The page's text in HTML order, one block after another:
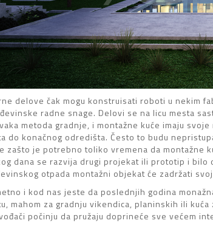
delove čak mogu konstruisati roboti u nekim
radne snage. Delovi se na licu mesta
metoda gradnje, i montažne kuće imaju
do konačnog odredišta. Često to budu
zašto je potrebno toliko vremena da montažne
dana se razvija drugi projekat ili prototip i bilo
otpada montažni objekat će zadržati
i kod nas jeste da poslednjih godina
mahom za gradnju vikendica, planinskih ili
počinju da pružaju doprineće sve većem